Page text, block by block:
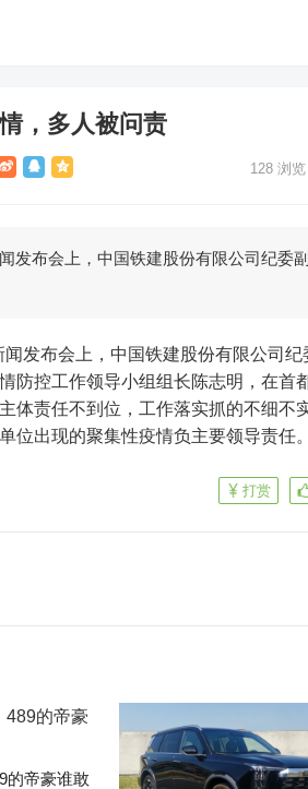
，多人被问责
128 浏览
发布会上，中国铁建股份有限公司纪委副
发布会上，中国铁建股份有限公司纪
防控工作领导小组组长陈志明，在首
体责任不到位，工作落实抓的不细不
位出现的聚集性疫情负主要领导责任
打赏
的帝豪谁敢